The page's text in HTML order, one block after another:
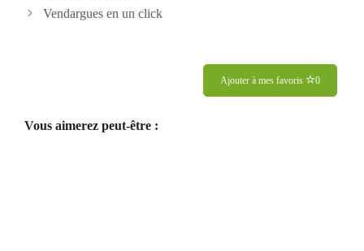
des
Vendargues en un click
Ajouter à mes favoris 0
Vous aimerez peut-être :